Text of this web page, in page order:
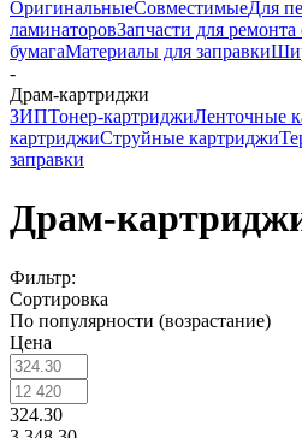
ОригинальныеСовместимыеДля
ламинаторовЗапчасти для ремонта
бумагаМатериалы для заправки
-
Драм-картриджи
ЗИПТонер-картриджиЛенточные
картриджиСтруйные картриджи
заправки
Драм-
Фильтр:
Сортировка
По популярности (возрастание)
Цена
324.30